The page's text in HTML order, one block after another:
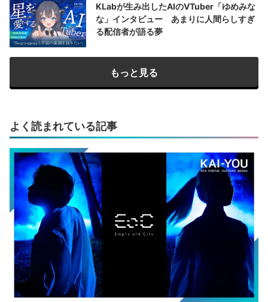
KLabが生み出したAIのVTuber「ゆめみな
な」インタビュー あまりに人間らしすぎ
る配信者が語る夢
もっと見る
よく読まれている記事